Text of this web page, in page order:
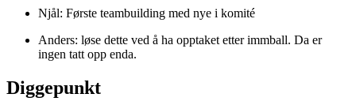
Njål: Første teambuilding med nye i komité
Anders: løse dette ved å ha opptaket etter immball. Da er
ingen tatt opp enda.
Diggepunkt